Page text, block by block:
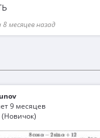
месяцев назад
9 месяцев
(Новичок)